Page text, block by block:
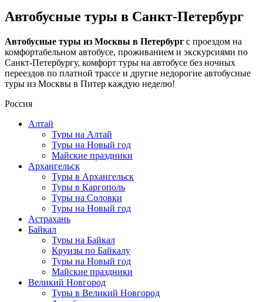
Автобусные туры в Санкт-Петербург
Автобусные туры из Москвы в Петербург с проездом на
комфортабельном автобусе, проживанием и экскурсиями по
Санкт-Петербургу, комфорт туры на автобусе без ночных
переездов по платной трассе и другие недорогие автобусные
туры из Москвы в Питер каждую неделю!
Россия
Алтай
Туры на Алтай
Туры на Новый год
Майские праздники
Архангельск
Туры в Архангельск
Туры в Каргополь
Туры на Соловки
Туры на Новый год
Астрахань
Байкал
Туры на Байкал
Круизы по Байкалу
Туры на Новый год
Майские праздники
Великий Новгород
Туры в Великий Новгород